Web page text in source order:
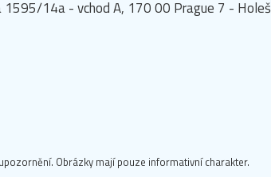
1595/14a - vchod A, 170 00 Prague 7 -
Obrázky mají pouze informativní charakter.